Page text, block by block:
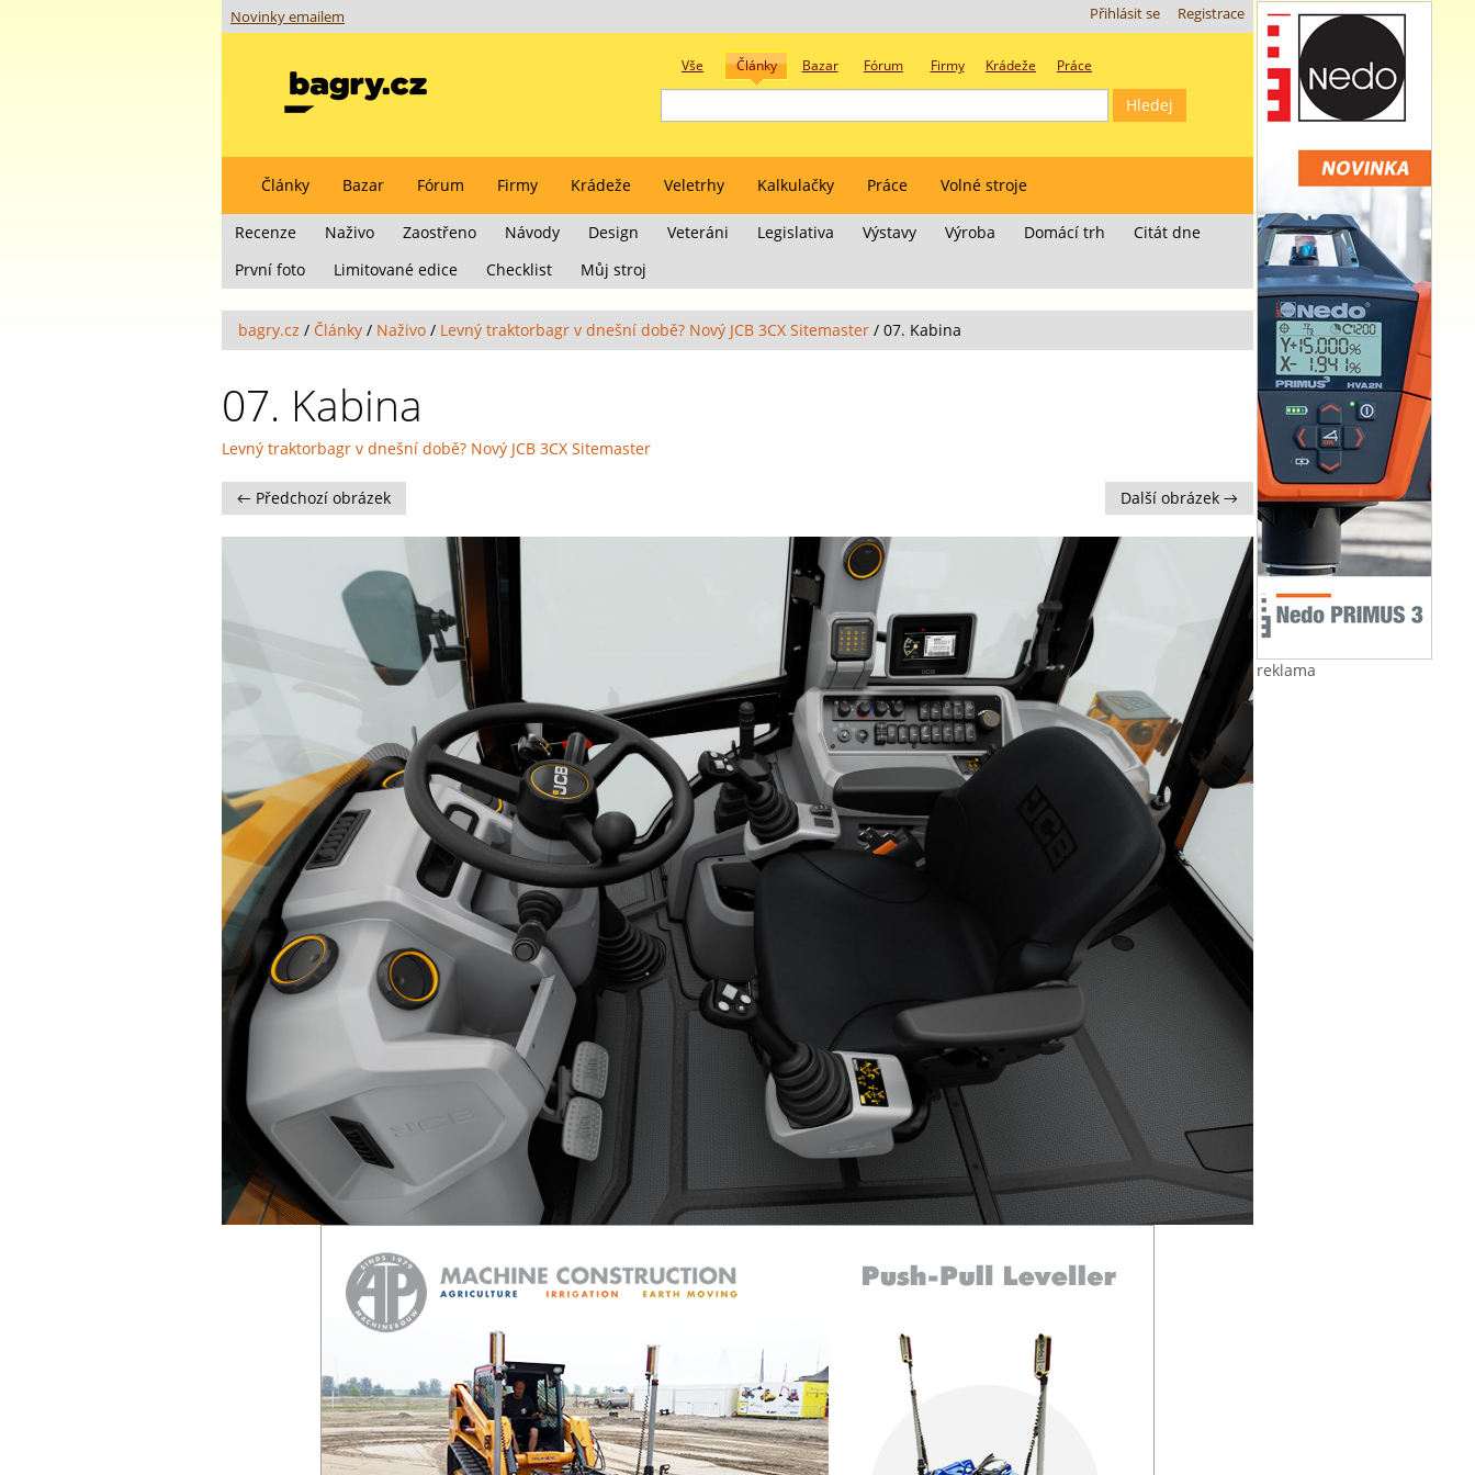
reklama
Novinky emailem Registrace
Přihlásit se
Vše Články Bazar Fórum Firmy Krádeže Práce
Články Bazar Fórum Firmy Krádeže Veletrhy Kalkulačky Práce Volné stroje
Recenze Naživo Zaostřeno Návody Design Veteráni Legislativa Výstavy Výroba Domácí trh
Citát dne
První foto
Limitované edice Checklist Můj stroj
bagry.cz / Články / Naživo / Levný traktorbagr v dnešní době? Nový JCB 3CX Sitemaster / 07. Kabina
07. Kabina
Levný traktorbagr v dnešní době? Nový JCB 3CX Sitemaster
← Předchozí obrázek Další obrázek →